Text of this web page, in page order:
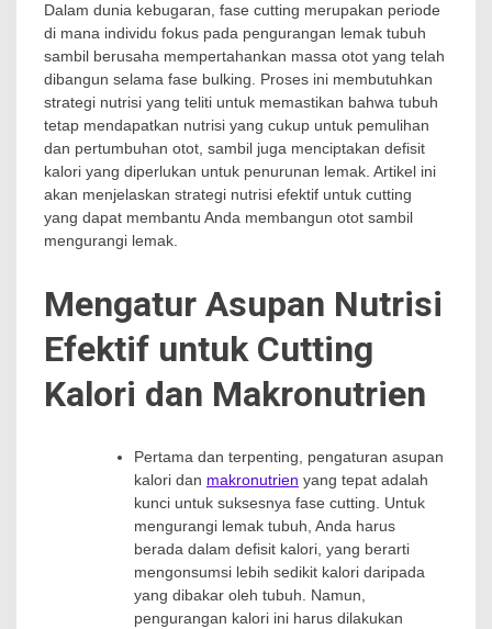
Dalam dunia kebugaran, fase cutting merupakan periode
di mana individu fokus pada pengurangan lemak tubuh
sambil berusaha mempertahankan massa otot yang telah
dibangun selama fase bulking. Proses ini membutuhkan
strategi nutrisi yang teliti untuk memastikan bahwa tubuh
tetap mendapatkan nutrisi yang cukup untuk pemulihan
dan pertumbuhan otot, sambil juga menciptakan defisit
kalori yang diperlukan untuk penurunan lemak. Artikel ini
akan menjelaskan strategi nutrisi efektif untuk cutting
yang dapat membantu Anda membangun otot sambil
mengurangi lemak.
Mengatur Asupan Nutrisi
Efektif untuk Cutting
Kalori dan Makronutrien
Pertama dan terpenting, pengaturan asupan
kalori dan makronutrien yang tepat adalah
kunci untuk suksesnya fase cutting. Untuk
mengurangi lemak tubuh, Anda harus
berada dalam defisit kalori, yang berarti
mengonsumsi lebih sedikit kalori daripada
yang dibakar oleh tubuh. Namun,
pengurangan kalori ini harus dilakukan